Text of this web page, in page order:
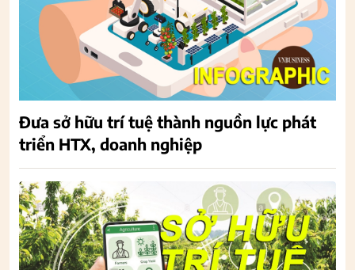
Đưa sở hữu trí tuệ thành nguồn lực phát
triển HTX, doanh nghiệp